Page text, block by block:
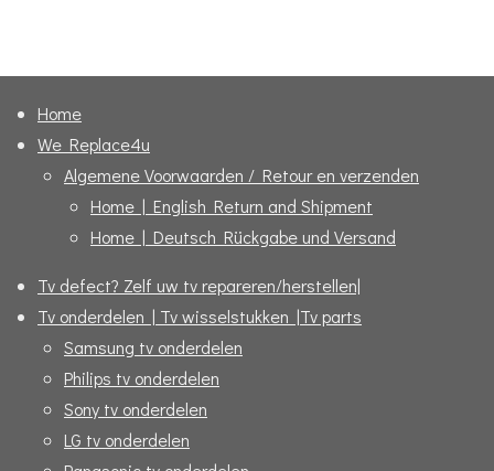
Home
We Replace4u
Algemene Voorwaarden / Retour en verzenden
Home | English Return and Shipment
Home | Deutsch Rückgabe und Versand
Tv defect? Zelf uw tv repareren/herstellen|
Tv onderdelen | Tv wisselstukken |Tv parts
Samsung tv onderdelen
Philips tv onderdelen
Sony tv onderdelen
LG tv onderdelen